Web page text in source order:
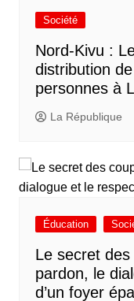
Société
Nord-Kivu :
distribution
personnes à
La République
Éducation
Le secret
pardon, le
d’un foyer